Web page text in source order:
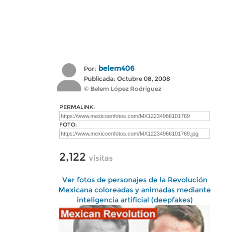
Por: belem406
Publicada: Octubre 08, 2008
© Belem López Rodríguez
PERMALINK:
FOTO:
2,122 visitas
Ver fotos de personajes de la Revolución
Mexicana coloreadas y animadas mediante
inteligencia artificial (deepfakes)